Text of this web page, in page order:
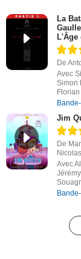
La
L'Âge
De
Avec
Simon
Jim
De
Avec